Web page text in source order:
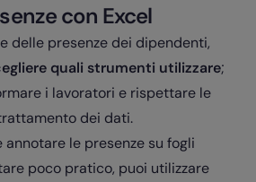
con Excel
delle presenze dei dipendenti,
quali strumenti utilizzare;
i lavoratori e rispettare le
dei dati.
annotare le presenze su fogli
poco pratico, puoi utilizzare